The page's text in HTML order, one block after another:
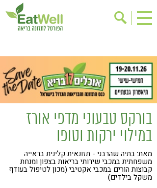
בישול בריא
אינדקס עסקים
ריפוי ומניעת מחלות
בריאות האישה
תוספי תזונה
מתכוני בריאות
אירועים
שינוי תזונתי
גישות בתזונה
דיאטה
ניקוי רעלים
מזונות על
ילדים
תזונה וספורט
בורקס טבעוני מדפי אורז
במילוי ירקות וטופו
מאת: בתיה שהרבני - תזונאית קלינית בראייה
משפחתית במכבי שירותי בריאות בצפון ומנחת
קבוצות הורים במכבי אקטיבי (מכון לטיפול בעודף
משקל בילדים)